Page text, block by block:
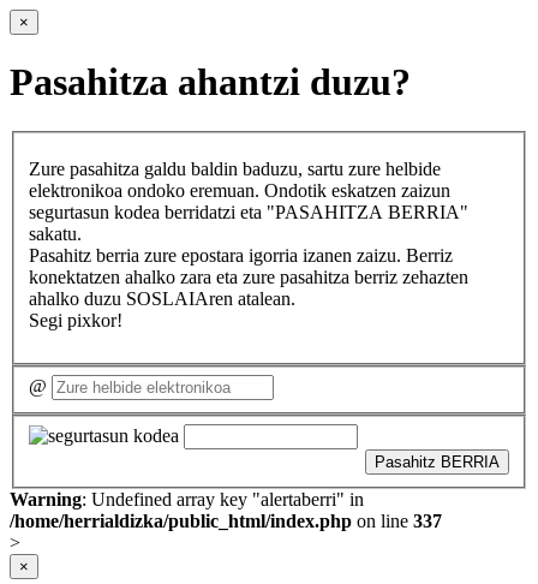
×
Pasahitza ahantzi duzu?
Zure pasahitza galdu baldin baduzu, sartu zure helbide
elektronikoa ondoko eremuan. Ondotik eskatzen zaizun
segurtasun kodea berridatzi eta "PASAHITZA BERRIA"
sakatu.
Pasahitz berria zure epostara igorria izanen zaizu. Berriz
konektatzen ahalko zara eta zure pasahitza berriz zehazten
ahalko duzu SOSLAIAren atalean.
Segi pixkor!
@
Pasahitz BERRIA
Warning: Undefined array key "alertaberri" in
/home/herrialdizka/public_html/index.php on line 337
>
×